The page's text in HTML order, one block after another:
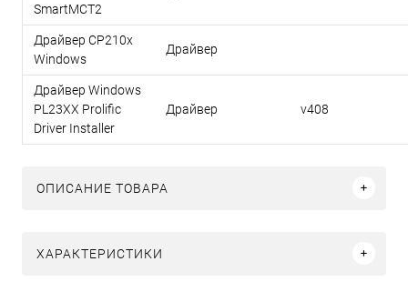
SmartMCT2
Драйвер CP210x
Windows
Драйвер
Драйвер Windows
PL23XX Prolific
Driver Installer
Драйвер v408
ОПИСАНИЕ ТОВАРА
ХАРАКТЕРИСТИКИ